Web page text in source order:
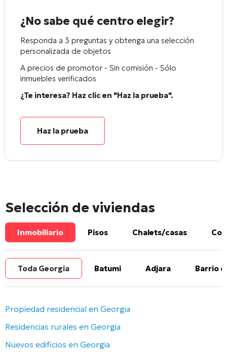
¿No sabe qué centro elegir?
Responda a 3 preguntas y obtenga una selección
personalizada de objetos
A precios de promotor - Sin comisión - Sólo
inmuebles verificados
¿Te interesa? Haz clic en "Haz la prueba".
Haz la prueba
Selección de viviendas
Inmobiliario Pisos Chalets/casas
Toda Georgia Batumi Adjara Barrio
Propiedad residencial en Georgia
Residencias rurales en Georgia
Nuevos edificios en Georgia